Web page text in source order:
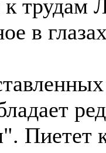
к трудам
в
Пиетет